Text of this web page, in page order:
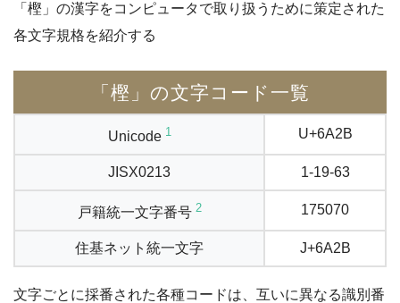
「樫」の漢字をコンピュータで取り扱うために策定された
各文字規格を紹介する
「樫」の文字コード一覧
Unicode 1 U+6A2B
JISX0213 1-19-63
戸籍統一文字番号 2 175070
住基ネット統一文字 J+6A2B
文字ごとに採番された各種コードは、互いに異なる識別番